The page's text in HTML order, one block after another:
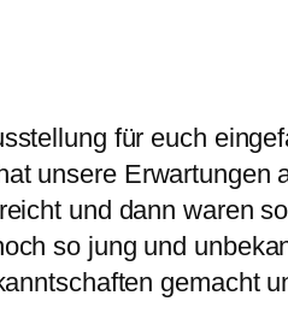
für euch
unsere Erwartungen
und dann waren
so jung und
gemacht